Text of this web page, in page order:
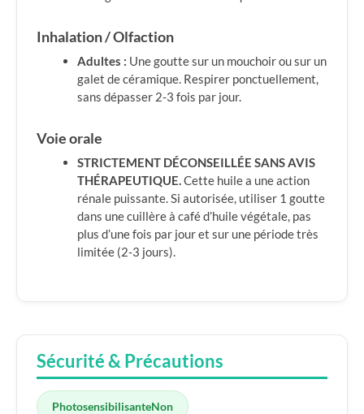
Inhalation / Olfaction
Adultes : Une goutte sur un mouchoir ou sur un
galet de céramique. Respirer ponctuellement,
sans dépasser 2-3 fois par jour.
Voie orale
STRICTEMENT DÉCONSEILLÉE SANS AVIS
THÉRAPEUTIQUE.Cette huile a une action
rénale puissante. Si autorisée, utiliser 1 goutte
dans une cuillère à café d’huile végétale, pas
plus d’une fois par jour et sur une période très
limitée (2-3 jours).
Sécurité & Précautions
PhotosensibilisanteNon